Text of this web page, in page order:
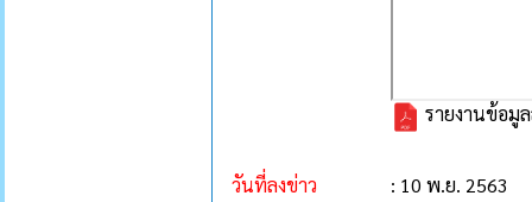
รายงานข้อมู
วันที่ลงข่าว
: 10 พ.ย. 2563